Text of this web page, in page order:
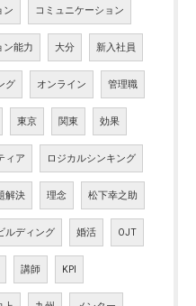
ン コミュニケーション
ン能力 大分 新入社員
グ オンライン 管理職
東京 関東 効果
ィア ロジカルシンキング
解決 理念 松下幸之助
ルディング 婚活 OJT
講師 KPI